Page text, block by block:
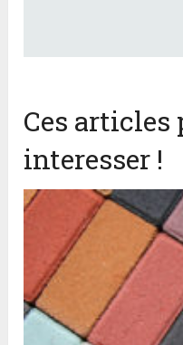
Ces articles
interesser !